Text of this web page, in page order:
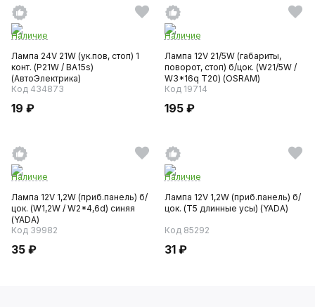
Наличие
Лампа 24V 21W (ук.пов, стоп) 1
конт. (P21W / BA15s)
(АвтоЭлектрика)
Код 434873
19 ₽
Наличие
Лампа 12V 21/5W (габариты,
поворот, стоп) б/цок. (W21/5W /
W3*16q T20) (OSRAM)
Код 19714
195 ₽
Наличие
Лампа 12V 1,2W (приб.панель) б/
цок. (W1,2W / W2*4,6d) синяя
(YADA)
Код 39982
35 ₽
Наличие
Лампа 12V 1,2W (приб.панель) б/
цок. (T5 длинные усы) (YADA)
Код 85292
31 ₽